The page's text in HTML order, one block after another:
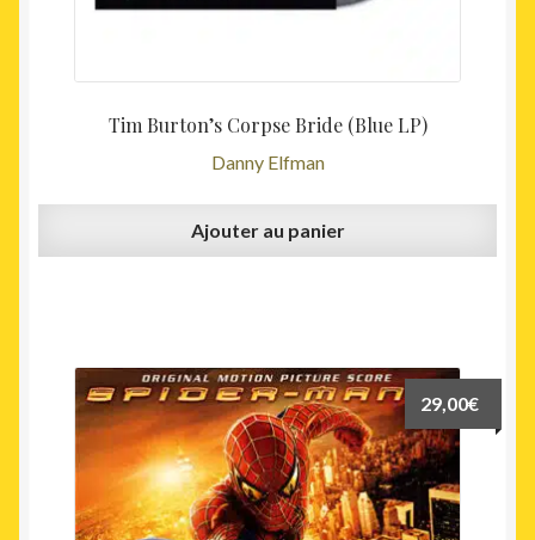
Tim Burton’s Corpse Bride (Blue LP)
Danny Elfman
Ajouter au panier
29,00€